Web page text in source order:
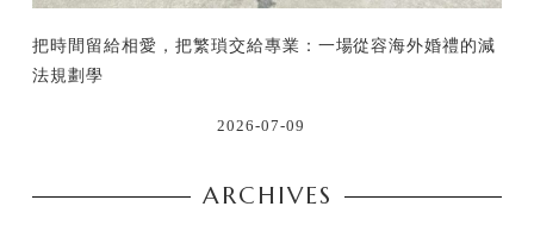
把時間留給相愛，把繁瑣交給專業：一場從容海外婚禮的減
法規劃學
2026-07-09
ARCHIVES